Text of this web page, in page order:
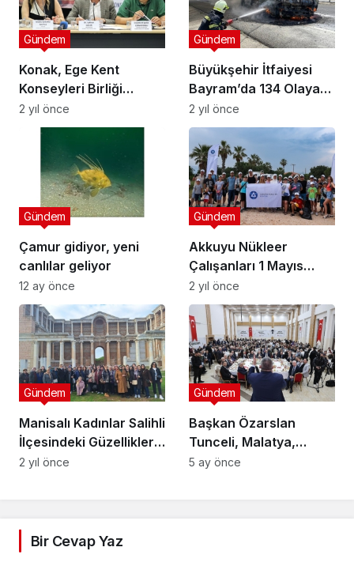
Konak, Ege Kent
Konseyleri Birliği
Buluşmasına ev
sahipliği yaptı
Gündem
2 yıl önce
Büyükşehir İtfaiyesi
Bayram’da 134 Olaya
Müdahale Etti
Gündem
2 yıl önce
Çamur gidiyor, yeni
canlılar geliyor
Gündem
12 ay önce
Akkuyu Nükleer
Çalışanları 1 Mayıs
Emek ve Dayanışma
Günü’nde Çevre
Temizliği Etkinliği
Yaptılar
Gündem
2 yıl önce
Manisalı Kadınlar Salihli
İlçesindeki Güzellikleri
Keşfetti
Gündem
2 yıl önce
Başkan Özarslan
Tunceli, Malatya,
Erzincan ve Elazığlılarla
Gündem
5 ay önce
Bir Cevap Yaz